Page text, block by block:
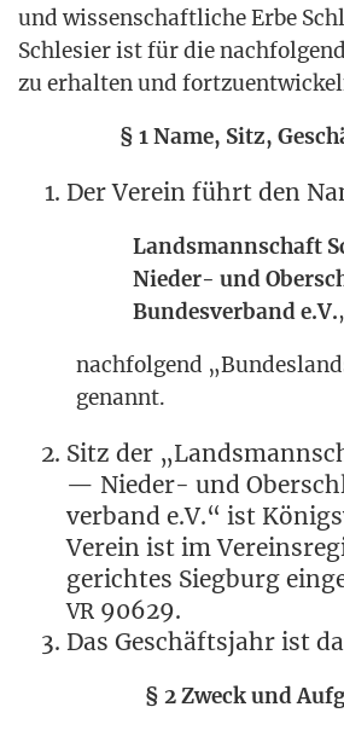
und wis­sen­schaft­li­che Erbe
Schle­si­er ist für die
zu erhal­ten und
§ 1 Name, Sitz,
Der Ver­ein führt den
Lands­mann­schaft
Nie­der- und
Bun­des­ver­band e.V.,
nach­fol­gend
genannt.
Sitz der
— Nie­der- und
ver­band e.V.“ ist
Ver­ein ist im
ge­rich­tes Sieg­burg
VR 90629.
Das Geschäfts­jahr ist
§ 2 Zweck und